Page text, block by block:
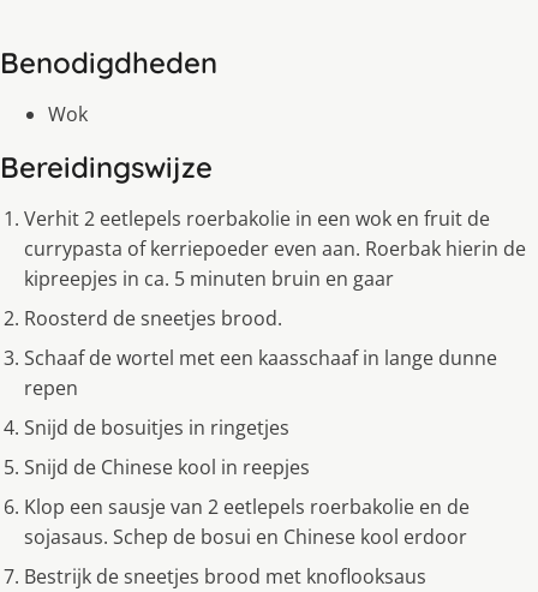
Benodigdheden
Wok
Bereidingswijze
Verhit 2 eetlepels roerbakolie in een wok en fruit de
currypasta of kerriepoeder even aan. Roerbak hierin de
kipreepjes in ca. 5 minuten bruin en gaar
Roosterd de sneetjes brood.
Schaaf de wortel met een kaasschaaf in lange dunne
repen
Snijd de bosuitjes in ringetjes
Snijd de Chinese kool in reepjes
Klop een sausje van 2 eetlepels roerbakolie en de
sojasaus. Schep de bosui en Chinese kool erdoor
Bestrijk de sneetjes brood met knoflooksaus